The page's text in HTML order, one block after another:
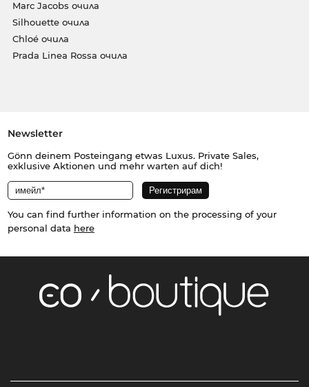
Marc Jacobs очила
Silhouette очила
Chloé очила
Prada Linea Rossa очила
Newsletter
Gönn deinem Posteingang etwas Luxus. Private Sales,
exklusive Aktionen und mehr warten auf dich!
You can find further information on the processing of your
personal data here